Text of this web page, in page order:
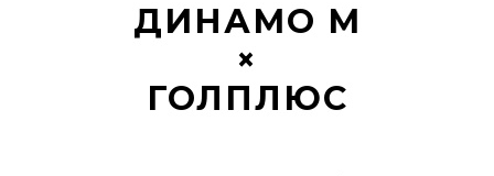
ДИНАМО М
×
ГОЛПЛЮС